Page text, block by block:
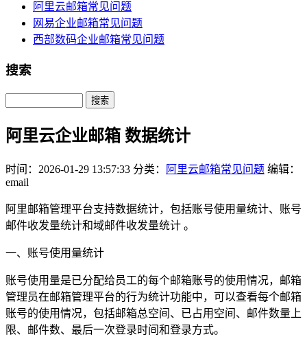
阿里云邮箱常见问题
网易企业邮箱常见问题
西部数码企业邮箱常见问题
搜索
Search
阿里云企业邮箱 数据统计
时间：2026-01-29 13:57:33 分类： 阿里云邮箱常见问题 编辑：
email
阿里邮箱管理平台支持数据统计，包括账号使用量统计、账号
邮件收发量统计和域邮件收发量统计 。
一、账号使用量统计
账号使用量是已分配给员工的每个邮箱账号的使用情况，邮箱
管理员在邮箱管理平台的行为统计功能中，可以查看每个邮箱
账号的使用情况，包括邮箱总空间、已占用空间、邮件数量上
限、邮件数、最后一次登录时间和登录方式。